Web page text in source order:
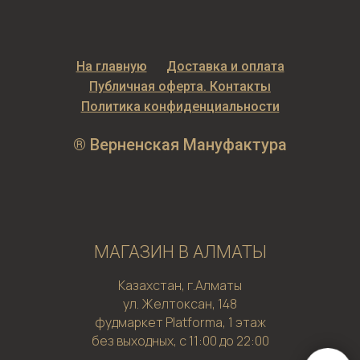
На главную
Доставка и оплата
Публичная оферта. Контакты
Политика конфиденциальности
® Верненская Мануфактура
МАГАЗИН В АЛМАТЫ
Казахстан, г.Алматы
ул. Желтоксан, 148
фудмаркет Platforma, 1 этаж
без выходных, с 11:00 до 22:00